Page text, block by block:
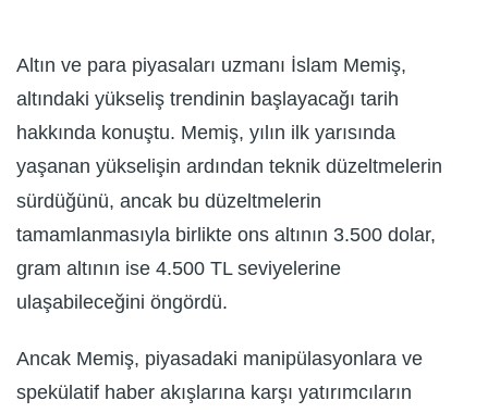
Altın ve para piyasaları uzmanı İslam Memiş,
altındaki yükseliş trendinin başlayacağı tarih
hakkında konuştu. Memiş, yılın ilk yarısında
yaşanan yükselişin ardından teknik düzeltmelerin
sürdüğünü, ancak bu düzeltmelerin
tamamlanmasıyla birlikte ons altının 3.500 dolar,
gram altının ise 4.500 TL seviyelerine
ulaşabileceğini öngördü.
Ancak Memiş, piyasadaki manipülasyonlara ve
spekülatif haber akışlarına karşı yatırımcıların